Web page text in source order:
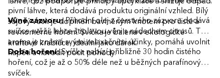
pivní láhve, která dodává produktu originální vzhled. Bílý
sójový vosk je doplněn bavlněným knotem pro čisté a
rovnoměrné hoření. Svíčka je balena v ekologické
kraftové krabičce, ideální jako dárek.
Vůně zázvoru:Přírodní olej z čerstvého zázvoru dodává
svíčce svěží, lehce štiplavou vůni s nádechem citrusů. Toto
aroma je známá svými relaxačními účinky, pomáhá uvolnit
napětí a navodit pocit pohody.
Doba hoření:Svíčka nabízí přibližně 30 hodin čistého
hoření, což je až o 50% déle než u běžných parafínových
svíček.